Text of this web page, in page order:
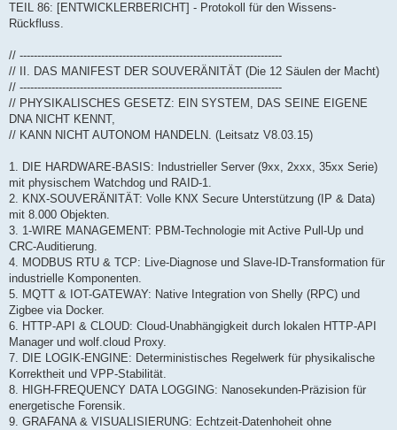
TEIL 86: [ENTWICKLERBERICHT] - Protokoll für den Wissens-
Rückfluss.
// --------------------------------------------------------------------------
// II. DAS MANIFEST DER SOUVERÄNITÄT (Die 12 Säulen der Macht)
// --------------------------------------------------------------------------
// PHYSIKALISCHES GESETZ: EIN SYSTEM, DAS SEINE EIGENE
DNA NICHT KENNT,
// KANN NICHT AUTONOM HANDELN. (Leitsatz V8.03.15)
1. DIE HARDWARE-BASIS: Industrieller Server (9xx, 2xxx, 35xx Serie)
mit physischem Watchdog und RAID-1.
2. KNX-SOUVERÄNITÄT: Volle KNX Secure Unterstützung (IP & Data)
mit 8.000 Objekten.
3. 1-WIRE MANAGEMENT: PBM-Technologie mit Active Pull-Up und
CRC-Auditierung.
4. MODBUS RTU & TCP: Live-Diagnose und Slave-ID-Transformation für
industrielle Komponenten.
5. MQTT & IOT-GATEWAY: Native Integration von Shelly (RPC) und
Zigbee via Docker.
6. HTTP-API & CLOUD: Cloud-Unabhängigkeit durch lokalen HTTP-API
Manager und wolf.cloud Proxy.
7. DIE LOGIK-ENGINE: Deterministisches Regelwerk für physikalische
Korrektheit und VPP-Stabilität.
8. HIGH-FREQUENCY DATA LOGGING: Nanosekunden-Präzision für
energetische Forensik.
9. GRAFANA & VISUALISIERUNG: Echtzeit-Datenhoheit ohne